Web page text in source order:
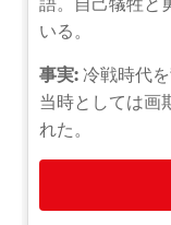
いる。
事実: 冷戦時代
当時としては画
れた。